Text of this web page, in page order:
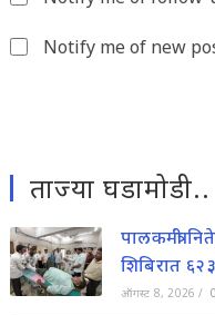
Notify me of new
ताज्या घडामोडी..
पालकमंत्री
शिबिरात
ऑगस्ट 8, 2026 /